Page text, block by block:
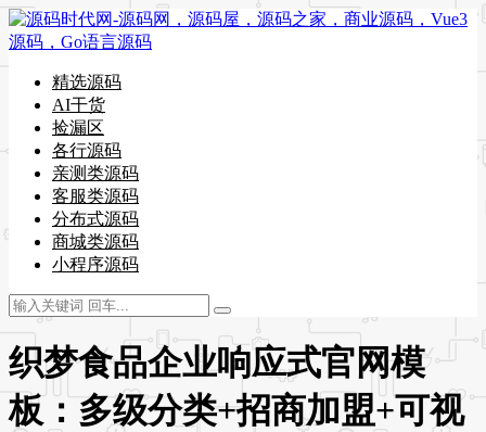
精选源码
AI干货
捡漏区
各行源码
亲测类源码
客服类源码
分布式源码
商城类源码
小程序源码
织梦食品企业响应式官网模
板：多级分类+招商加盟+可视